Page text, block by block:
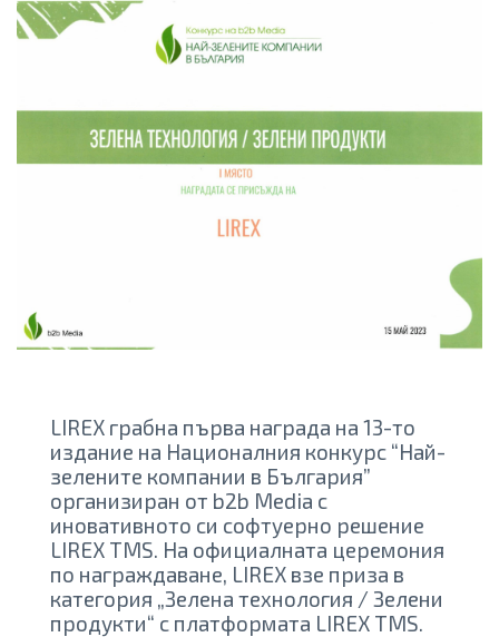
LIREX грабна първа награда на 13-то
издание на Националния конкурс “Най-
зелените компании в България”
организиран от b2b Media с
иновативното си софтуерно решение
LIREX TMS. На официалната церемония
по награждаване, LIREX взе приза в
категория „Зелена технология / Зелени
продукти“ с платформата LIREX TMS.